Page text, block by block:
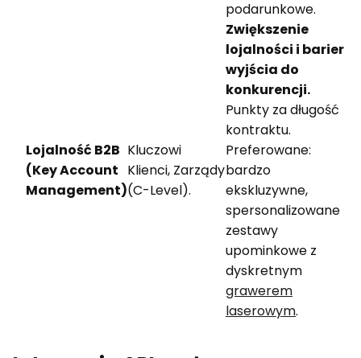
podarunkowe.
Lojalność B2B
(Key Account
Management)
Kluczowi
Klienci, Zarządy
(C-Level).
Zwiększenie
lojalności i barier
wyjścia do
konkurencji.
Punkty za długość
kontraktu.
Preferowane:
bardzo
ekskluzywne,
spersonalizowane
zestawy
upominkowe z
dyskretnym
grawerem
laserowym.